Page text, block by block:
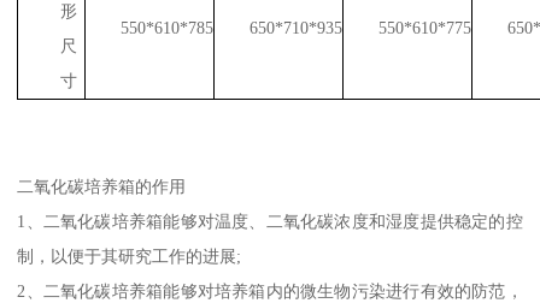
形
尺
寸
550*610*785 650*710*935 550*610*775
二氧化碳培养箱的作用
1、二氧化碳培养箱能够对温度、二氧化碳浓度和湿度提供稳定的控
制，以便于其研究工作的进展;
2、二氧化碳培养箱能够对培养箱内的微生物污染进行有效的防范，